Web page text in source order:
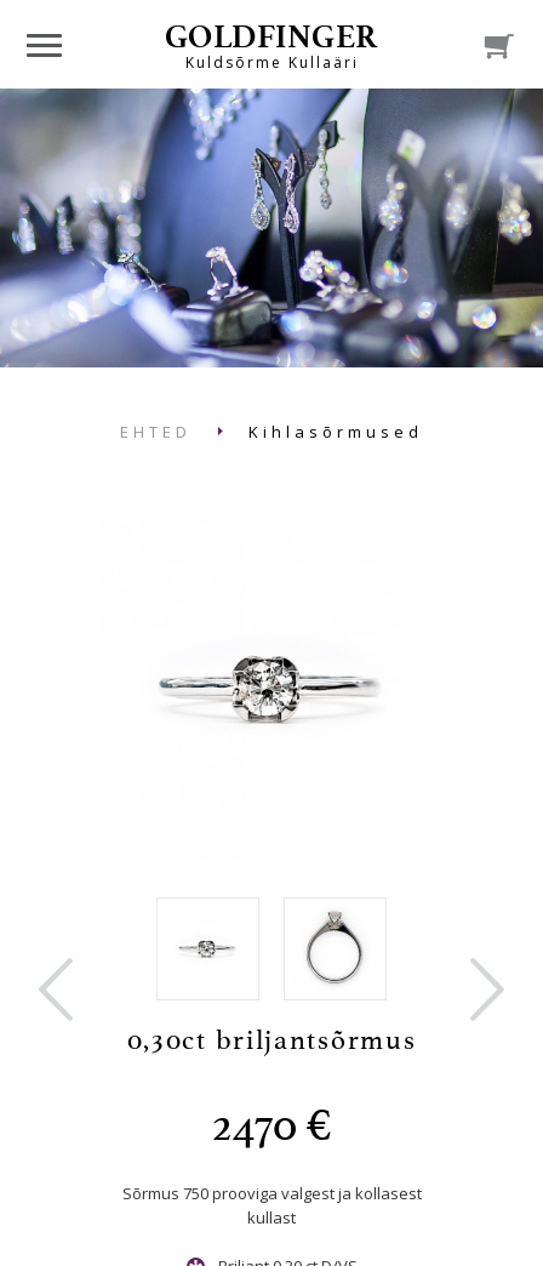
GOLDFINGER
Kuldsõrme Kullaäri

EHTED Kihlasõrmused
0,30ct briljantsõrmus
2470 €
Sõrmus 750 prooviga valgest ja kollasest
kullast
 